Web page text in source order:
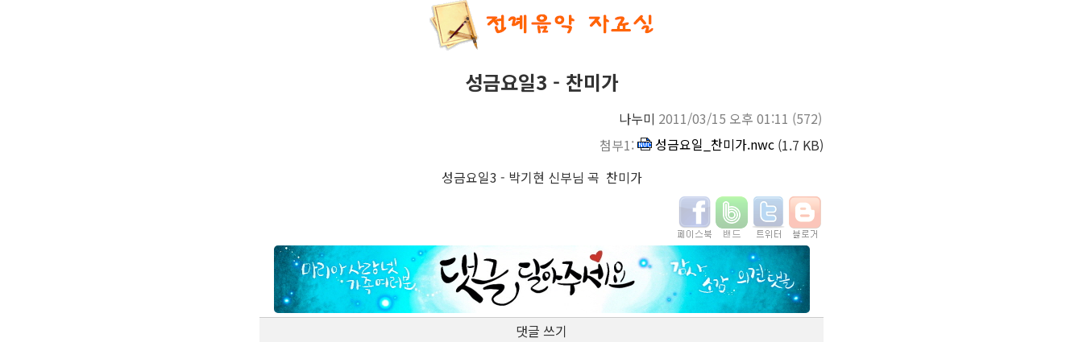
성금요일3 - 찬미가
나누미 2011/03/15 오후 01:11 (572)
첨부1:
성금요일_찬미가.nwc (1.7 KB)
성금요일3 - 박기현 신부님 곡 찬미가
댓글 쓰기